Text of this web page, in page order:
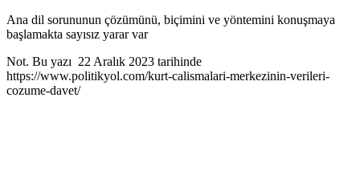
Ana dil sorununun çözümünü, biçimini ve yöntemini konuşmaya
başlamakta sayısız yarar var
Not. Bu yazı 22 Aralık 2023 tarihinde
https://www.politikyol.com/kurt-calismalari-merkezinin-verileri-
cozume-davet/